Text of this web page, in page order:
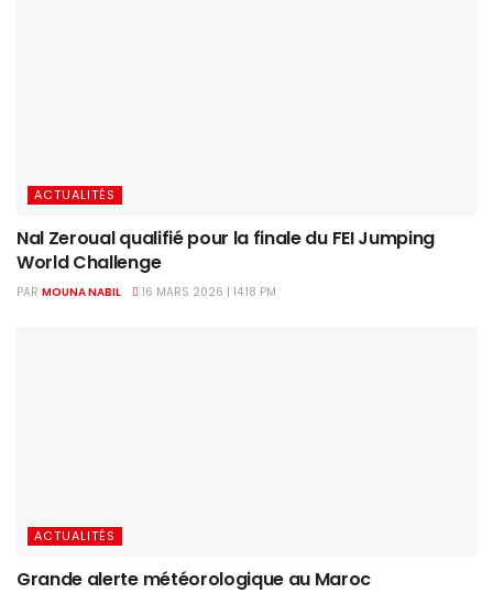
ACTUALITÉS
Nal Zeroual qualifié pour la finale du FEI Jumping
World Challenge
PAR MOUNA NABIL 16 MARS 2026 | 14:18 PM
ACTUALITÉS
Grande alerte météorologique au Maroc